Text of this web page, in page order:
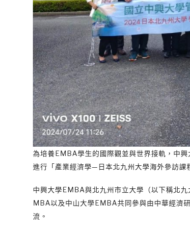
為培養EMBA學生的國際觀並與世界接軌，中
進行「產業經濟學—日本北九州大學海外參訪課
中興大學EMBA與北九州市立大學（以下稱北
MBA以及中山大學EMBA共同參與由中華經濟
流。